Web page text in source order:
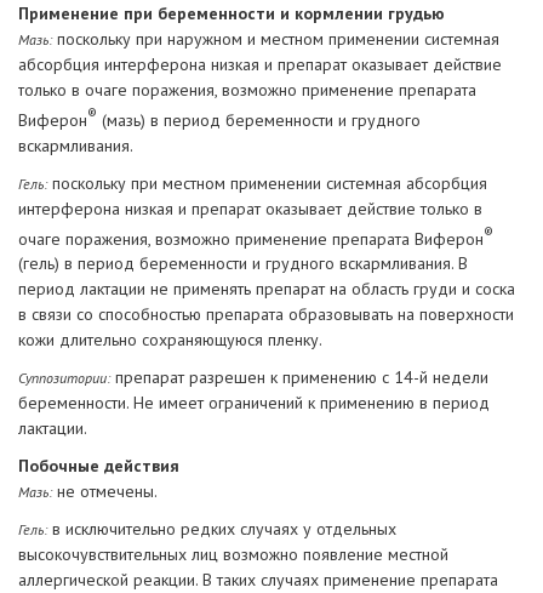
Применение при беременности и кормлении грудью
Мазь:поскольку при наружном и местном применении системная
абсорбция интерферона низкая и препарат оказывает действие
только в очаге поражения, возможно применение препарата
Виферон® (мазь) в период беременности и грудного
вскармливания.
Гель:поскольку при местном применении системная абсорбция
интерферона низкая и препарат оказывает действие только в
очаге поражения, возможно применение препарата Виферон®
(гель) в период беременности и грудного вскармливания. В
период лактации не применять препарат на область груди и соска
в связи со способностью препарата образовывать на поверхности
кожи длительно сохраняющуюся пленку.
Суппозитории:препарат разрешен к применению с 14-й недели
беременности. Не имеет ограничений к применению в период
лактации.
Побочные действия
Мазь:не отмечены.
Гель:в исключительно редких случаях у отдельных
высокочувствительных лиц возможно появление местной
аллергической реакции. В таких случаях применение препарата